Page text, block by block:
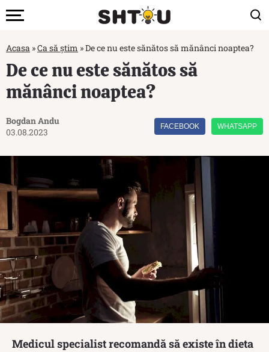
Acasa »Ca să știm »De ce nu este sănătos să mănânci noaptea?
De ce nu este sănătos să
mănânci noaptea?
Bogdan Andu
03.08.2023
FACEBOOK WHATSAPP
Medicul specialist recomandă să existe în dieta